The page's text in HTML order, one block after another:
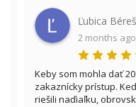
Ľubica
2 months ago
Keby som mohla dať 20
zakaznícky prístup.
riešili naďiaľku, obrovská